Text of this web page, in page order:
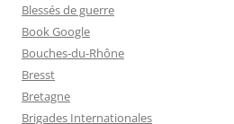
Blessés de guerre
Book Google
Bouches-du-Rhône
Bresst
Bretagne
Brigades Internationales